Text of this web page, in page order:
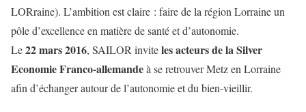
LORraine). L’ambition est claire : faire de la région Lorraine un
pôle d’excellence en matière de santé et d’autonomie.
Le22 mars 2016, SAILOR inviteles acteurs de la Silver
Economie Franco-allemandeà se retrouver Metz en Lorraine
afin d’échanger autour de l’autonomie et du bien-vieillir.